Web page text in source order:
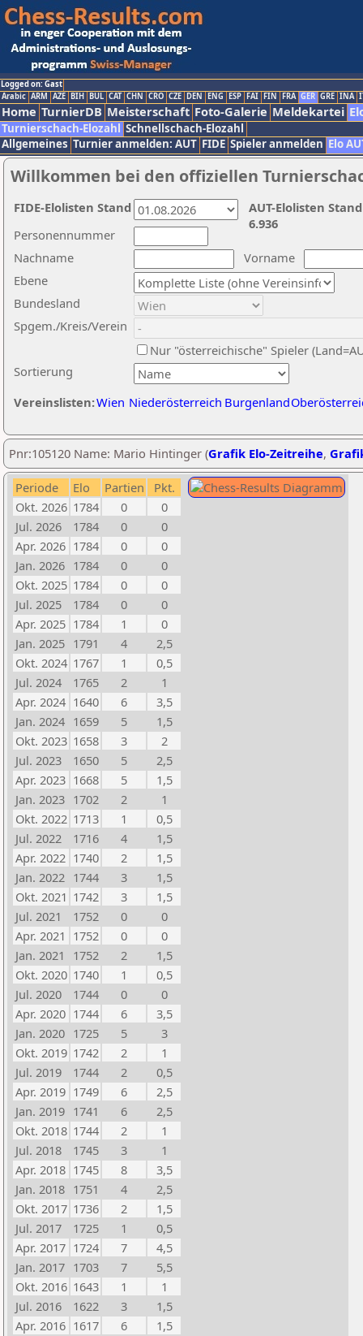
Logged on: Gast
Arabic ARM AZE BIH BUL CAT CHN CRO CZE DEN ENG ESP FAI FIN FRA GER GRE INA
Home TurnierDB Meisterschaft Foto-Galerie Meldekartei
Turnierschach-Elozahl Schnellschach-Elozahl
Allgemeines Turnier anmelden: AUT FIDE Spieler anmelden Elo
Willkommen bei den offiziellen
Nachname
Vorname
Ebene
Sortierung
Personennummer
Bundesland
Spgem./Kreis/Verein
Nur "österreichische" Spieler
Vereinslisten:Wien Niederösterreich Burgenland
AUT-Elolisten
6.936
FIDE-Elolisten Stand
Pnr:105120 Name: Mario Hintinger (Grafik Elo-Zeitreihe,
Periode Elo Partien
Pkt.
Okt. 2026 1784 0
0
Jul. 2026
1784 0
0
Apr. 2026 1784 0
0
Jan. 2026 1784 0
0
Okt. 2025 1784 0
0
Jul. 2025
1784 0
0
Apr. 2025 1784 1
0
Jan. 2025 1791 4
2,5
Okt. 2024 1767 1
0,5
Jul. 2024
1765 2
1
Apr. 2024 1640 6
3,5
Jan. 2024 1659 5
1,5
Okt. 2023 1658 3
2
Jul. 2023
1650 5
2,5
Apr. 2023 1668 5
1,5
Jan. 2023 1702 2
1
Okt. 2022 1713 1
0,5
Jul. 2022
1716 4
1,5
Apr. 2022 1740 2
1,5
Jan. 2022 1744 3
1,5
Okt. 2021 1742 3
1,5
Jul. 2021
1752 0
0
Apr. 2021 1752 0
0
Jan. 2021
1752 2
1,5
Okt. 2020 1740 1
0,5
Jul. 2020
1744 0
0
Apr. 2020 1744 6
3,5
Jan. 2020 1725 5
3
Okt. 2019 1742 2
1
Jul. 2019
1744 2
0,5
Apr. 2019 1749 6
2,5
Jan. 2019 1741 6
2,5
Okt. 2018 1744 2
1
Jul. 2018
1745 3
1
Apr. 2018 1745 8
3,5
Jan. 2018 1751 4
2,5
Okt. 2017 1736 2
1,5
Jul. 2017
1725 1
0,5
Apr. 2017 1724 7
4,5
Jan. 2017 1703 7
5,5
Okt. 2016 1643 1
1
Jul. 2016
1622 3
1,5
Apr. 2016 1617 6
1,5